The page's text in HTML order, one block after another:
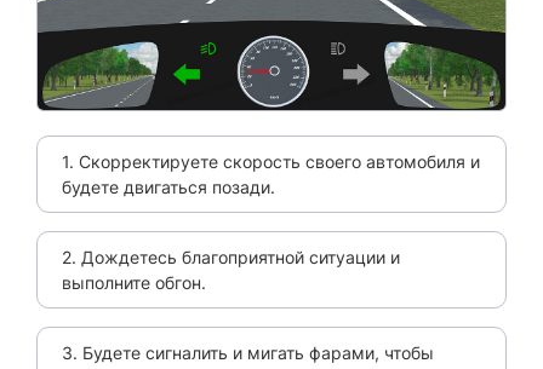
1. Скорректируете скорость своего автомобиля и
будете двигаться позади.
2. Дождетесь благоприятной ситуации и
выполните обгон.
3. Будете сигналить и мигать фарами, чтобы